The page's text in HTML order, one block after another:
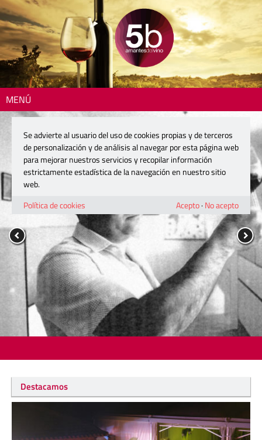
MENÚ
Destacamos
Se advierte al usuario del uso de cookies propias y de terceros
de personalización y de análisis al navegar por esta página web
para mejorar nuestros servicios y recopilar información
estrictamente estadística de la navegación en nuestro sitio
web.
Política de cookies
Acepto· No acepto